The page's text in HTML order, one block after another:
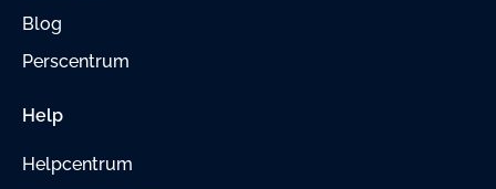
Blog
Perscentrum
Help
Helpcentrum